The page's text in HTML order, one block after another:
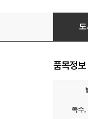
우리가
품목정보
쪽수,